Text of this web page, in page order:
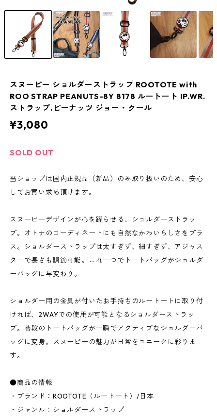
スヌーピー ショルダーストラップ ROOTOTE with
ROO STRAP PEANUTS-8Y 8178 ルートート IP.WR.
ストラップ.ピーナッツ ジョー・クール
¥3,080
SOLD OUT
当ショップは国内正規品（新品）のみ取り扱いのため、安心
してお買い求め頂けます。
スヌーピーデザインが心を躍らせる、ショルダーストラッ
プ。オトナのコーディネートにも自然なかわいらしさをプラ
ス。ショルダーストラップは太すぎず、細すぎず、アジャス
ターで長さも調節可能。これ一つでトートバッグがショルダ
ーバッグに早変わり。
ショルダー用の金具が付いたお手持ちのルートートに取り付
ければ、2WAYでの使用が可能となるショルダーストラッ
プ。普段のトートバッグが一瞬でアクティブなショルダーバ
ッグに変身。スヌーピーの魅力が日常をユニークに彩りま
す。
●商品の情報
・ブランド：ROOTOTE（ルートート）/日本
・ジャンル：ショルダーストラップ